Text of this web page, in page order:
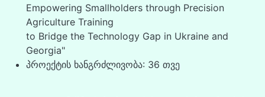
Empowering Smallholders through Precision
Agriculture Training
to Bridge the Technology Gap in Ukraine and
Georgia"
პროექტის ხანგრძლივობა: 36 თვე